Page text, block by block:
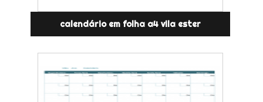
calendário em folha a4 vila ester